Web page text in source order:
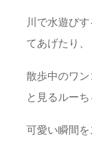
川で水遊び
てあげたり、
散歩中のワ
と見るルーち
可愛い瞬間を